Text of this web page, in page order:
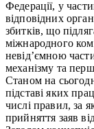
Федерації, у
відповідних
збитків, що
міжнародного
невід’ємною
механізму та
Станом на
підставі яких
числі правил, за
прийняття заяв